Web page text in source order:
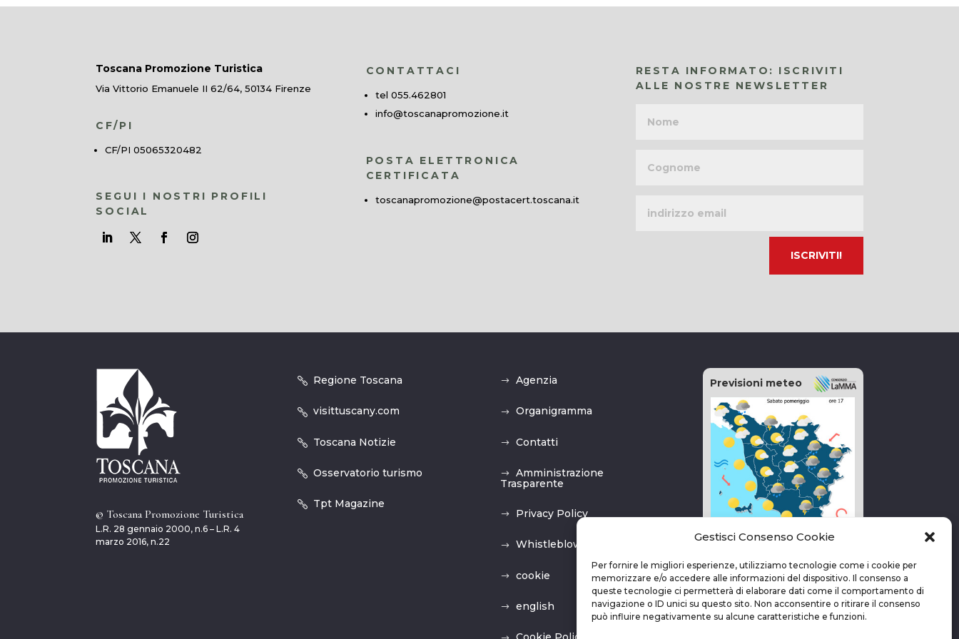
Gestisci Consenso Cookie
Per fornire le migliori esperienze, utilizziamo tecnologie come i cookie per
memorizzare e/o accedere alle informazioni del dispositivo. Il consenso a
queste tecnologie ci permetterà di elaborare dati come il comportamento di
navigazione o ID unici su questo sito. Non acconsentire o ritirare il consenso
può influire negativamente su alcune caratteristiche e funzioni.
Toscana Promozione Turistica
Via Vittorio Emanuele II 62/64, 50134 Firenze
CF/PI
CF/PI 05065320482
SEGUI I NOSTRI PROFILI
SOCIAL
CONTATTACI
tel 055.462801
info@toscanapromozione.it
POSTA ELETTRONICA
CERTIFICATA
toscanapromozione@postacert.toscana.it
RESTA INFORMATO: ISCRIVITI
ALLE NOSTRE NEWSLETTER
email
© Toscana Promozione Turistica
L.R. 28 gennaio 2000, n.6 – L.R. 4
marzo 2016, n.22
Regione Toscana
visittuscany.com
Toscana Notizie
Osservatorio turismo
Tpt Magazine
Agenzia
Organigramma
Contatti
Amministrazione
Trasparente
Privacy Policy
Whistleblowing
cookie
english
Previsioni meteo
vai alla pagina delle previsioni